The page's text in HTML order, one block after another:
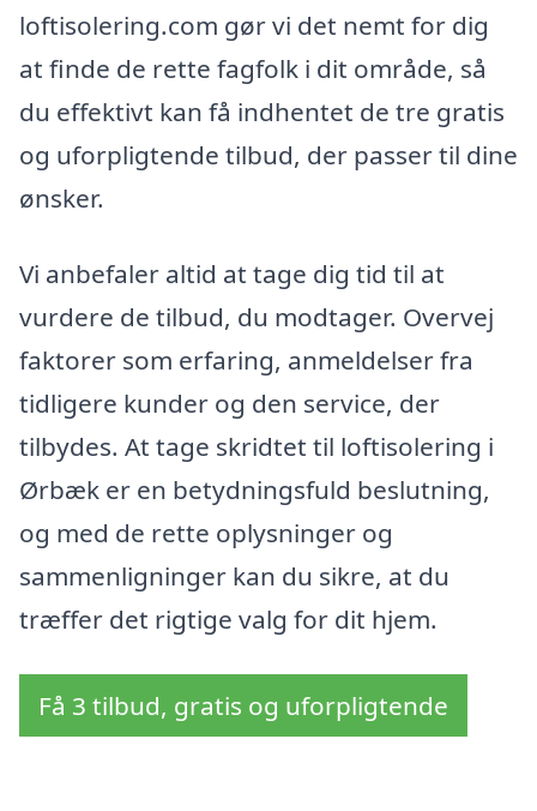
loftisolering.com gør vi det nemt for dig
at finde de rette fagfolk i dit område, så
du effektivt kan få indhentet de tre gratis
og uforpligtende tilbud, der passer til dine
ønsker.
Vi anbefaler altid at tage dig tid til at
vurdere de tilbud, du modtager. Overvej
faktorer som erfaring, anmeldelser fra
tidligere kunder og den service, der
tilbydes. At tage skridtet til loftisolering i
Ørbæk er en betydningsfuld beslutning,
og med de rette oplysninger og
sammenligninger kan du sikre, at du
træffer det rigtige valg for dit hjem.
Få 3 tilbud, gratis og uforpligtende